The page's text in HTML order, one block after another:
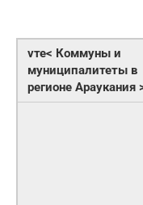
vте< Коммуны и
муниципалитеты в
регионе Араукания